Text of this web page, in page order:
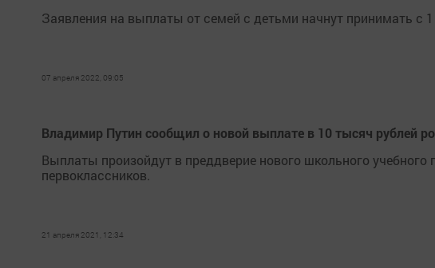
Заявления на выплаты от семей с детьми начнут принимать с 1
07 апреля 2022, 09:05
Владимир Путин сообщил о новой выплате в 10 тысяч рублей
Выплаты произойдут в преддверие нового школьного учебного
первоклассников.
21 апреля 2021, 12:34